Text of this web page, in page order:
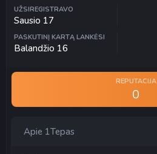
UŽSIREGISTRAVO
Sausio 17
PASKUTINĮ KARTĄ LANKĖSI
Balandžio 16
REPUTACIJA
0
Apie 1Tepas